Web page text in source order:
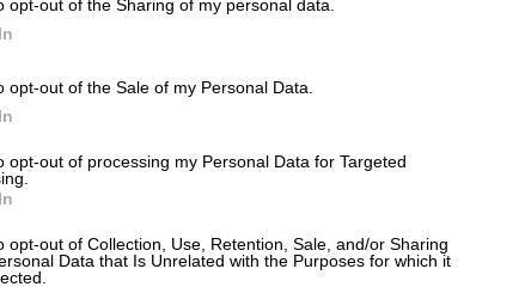
opt-out of the Sharing of my personal data.
opt-out of the Sale of my Personal Data.
opt-out of processing my Personal Data for Targeted
opt-out of Collection, Use, Retention, Sale, and/or Sharing
Data that Is Unrelated with the Purposes for which it
Διεθνής ανησυχία με την
κατάστασης στη Γάζα – SOS από
Βρετανία, Καναδά, Γαλλία
δηλώνουν ότι το Ισραήλ εμποδίζει